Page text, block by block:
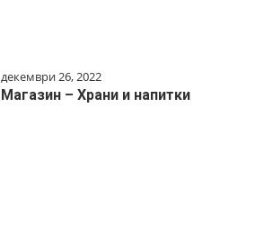
декември 26, 2022
Магазин – Храни и напитки